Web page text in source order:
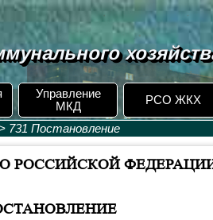
Управление
МКД
РСО ЖКХ
731 Постановление
РОССИЙСКОЙ